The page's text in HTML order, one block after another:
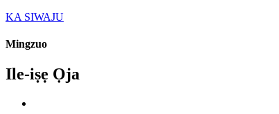
KA SIWAJU
Mingzuo
Ile-iṣẹ Ọja